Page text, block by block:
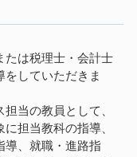
たは税理士・会計士
をしていただきま
当の教員として、
担当教科の指導、
導、就職・進路指